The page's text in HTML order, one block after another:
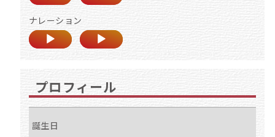
ナレーション
プロフィール
誕生日